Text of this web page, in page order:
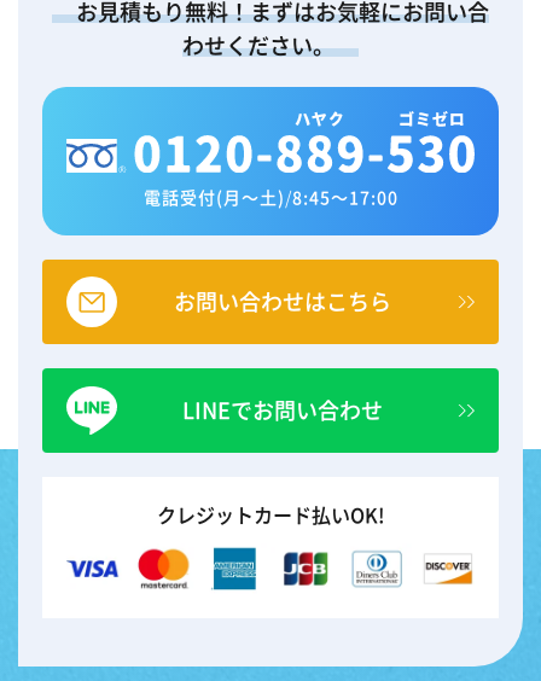
お見積もり無料！まずはお気軽にお問い合
わせください。
電話受付(月～土) /8:45～17:00
お問い合わせはこちら
LINEでお問い合わせ
クレジットカード払いOK!